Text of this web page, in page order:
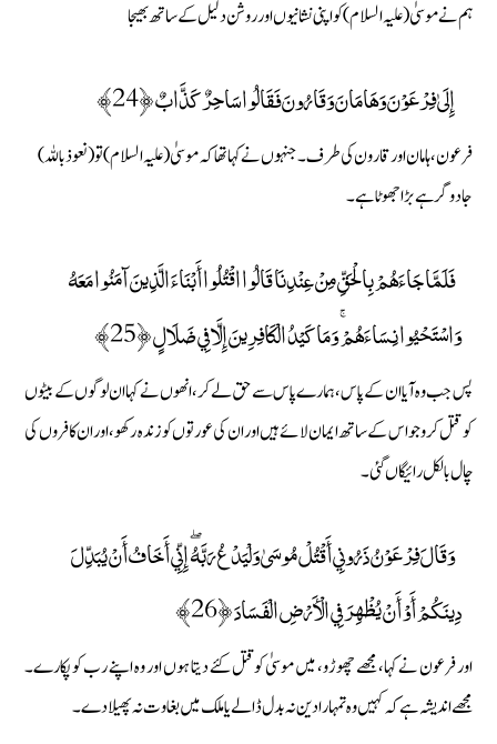
ہم نے موسیٰ (علیہ السلام) کو اپنی نشانیوں اور روشن دلیل کے ساتھ بھیجا
إِلَىٰ فِرْعَوْنَ وَهَامَانَ وَقَارُونَ فَقَالُوا سَاحِرٌ كَذَّابٌ ﴿24﴾
فرعون ، ہامان اور قارون کی طرف۔ جنہوں نے کہا تھا کہ موسیٰ (علیہ السلام) تو ( نعوذ باللہ)
جادو گر ہے بڑا جھوٹا ہے۔
فَلَمَّا جَاءَهُمْ بِالْحَقِّ مِنْ عِنْدِنَا قَالُوا اقْتُلُوا أَبْنَاءَ الَّذِينَ آمَنُوا مَعَهُ
وَاسْتَحْيُوا نِسَاءَهُمْ ۚ وَمَا كَيْدُ الْكَافِرِينَ إِلَّا فِي ضَلَالٍ ﴿25﴾
پس جب وہ آیا ان کے پاس، ہمارے پاس سے حق لے کر، انھوں نے کہا ان لوگوں کے بیٹوں
کو قتل کرو جو اس کے ساتھ ایمان لائے ہیں اور ان کی عورتوں کو زندہ رکھو، اور ان کافروں کی
چال بالکل رائیگاں گئی۔
وَقَالَ فِرْعَوْنُ ذَرُونِي أَقْتُلْ مُوسَىٰ وَلْيَدْعُ رَبَّهُ ۖ إِنِّي أَخَافُ أَنْ يُبَدِّلَ
دِينَكُمْ أَوْ أَنْ يُظْهِرَ فِي الْأَرْضِ الْفَسَادَ ﴿26﴾
اور فرعون نے کہا، مجھے چھوڑو، میں موسیٰ کو قتل کئے دیتا ہوں اور وہ اپنے رب کو پکارے۔
مجھے اندیشہ ہے کہ کہیں وہ تمہارا دین نہ بدل ڈالے یا ملک میں بغاوت نہ پھیلا دے۔